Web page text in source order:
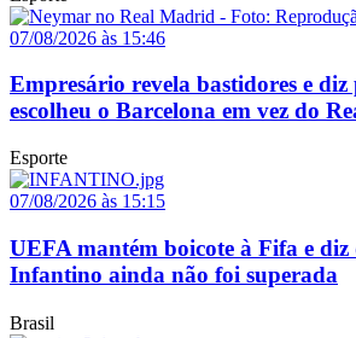
07/08/2026 às 15:46
Empresário revela bastidores e
escolheu o Barcelona em vez do
Esporte
07/08/2026 às 15:15
UEFA mantém boicote à Fifa e diz
Infantino ainda não foi superada
Brasil